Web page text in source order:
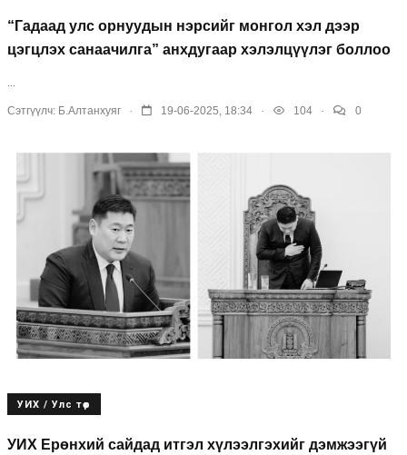
“Гадаад улс орнуудын нэрсийг монгол хэл дээр
цэгцлэх санаачилга” анхдугаар хэлэлцүүлэг боллоо
Сэтгүүлч: Б.Алтанхуяг . 19-06-2025, 18:34 . 104 . 0
УИХ / Улс төр
УИХ Ерөнхий сайдад итгэл хүлээлгэхийг дэмжээгүй